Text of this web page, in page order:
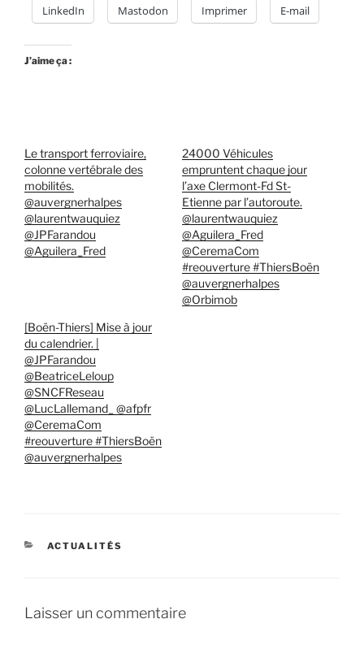
LinkedIn Mastodon Imprimer E-mail
J’aime ça :
Le transport ferroviaire,
colonne vertébrale des
mobilités.
@auvergnerhalpes
@laurentwauquiez
@JPFarandou
@Aguilera_Fred
24000 Véhicules
empruntent chaque jour
l’axe Clermont-Fd St-
Etienne par l’autoroute.
@laurentwauquiez
@Aguilera_Fred
@CeremaCom
#reouverture #ThiersBoën
@auvergnerhalpes
@Orbimob
[Boën-Thiers] Mise à jour
du calendrier. |
@JPFarandou
@BeatriceLeloup
@SNCFReseau
@LucLallemand_ @afpfr
@CeremaCom
#reouverture #ThiersBoën
@auvergnerhalpes
CATÉGORIES
ACTUALITÉS
Laisser un commentaire